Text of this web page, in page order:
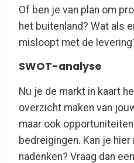
Of ben je van plan om
het buitenland? Wat als
misloopt met de
SWOT-analyse
Nu je de markt in kaart
overzicht maken van
maar ook
bedreigingen. Kan je
nadenken? Vraag dan